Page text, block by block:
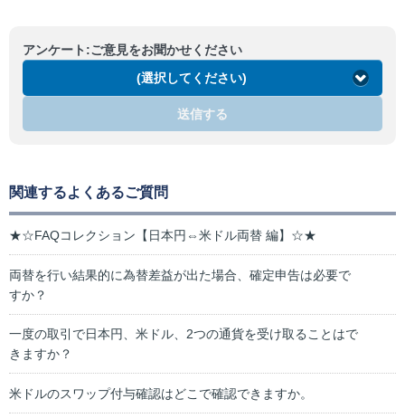
アンケート:ご意見をお聞かせください
(選択してください)
送信する
関連するよくあるご質問
★☆FAQコレクション【日本円⇔米ドル両替 編】☆★
両替を行い結果的に為替差益が出た場合、確定申告は必要で
すか？
一度の取引で日本円、米ドル、2つの通貨を受け取ることはで
きますか？
米ドルのスワップ付与確認はどこで確認できますか。